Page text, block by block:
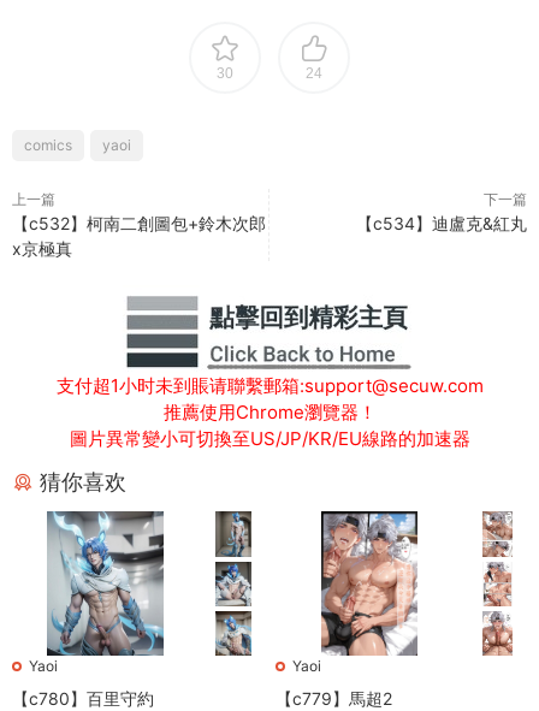
30 24
comics yaoi
上一篇
【c532】柯南二創圖包+鈴木次郎
x京極真
下一篇
【c534】迪盧克&紅丸
支付超1小时未到賬请聯繫郵箱:support@secuw.com
推薦使用Chrome瀏覽器！
圖片異常變小可切換至US/JP/KR/EU線路的加速器
猜你喜欢
Yaoi
【c780】百里守約
Yaoi
【c779】馬超2